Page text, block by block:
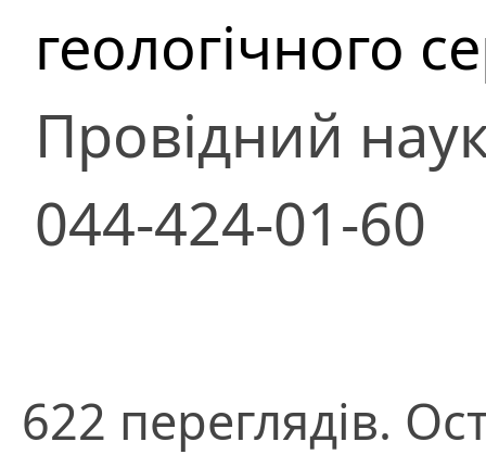
геологічного
Провідний
044-424-01-60
622 переглядів.